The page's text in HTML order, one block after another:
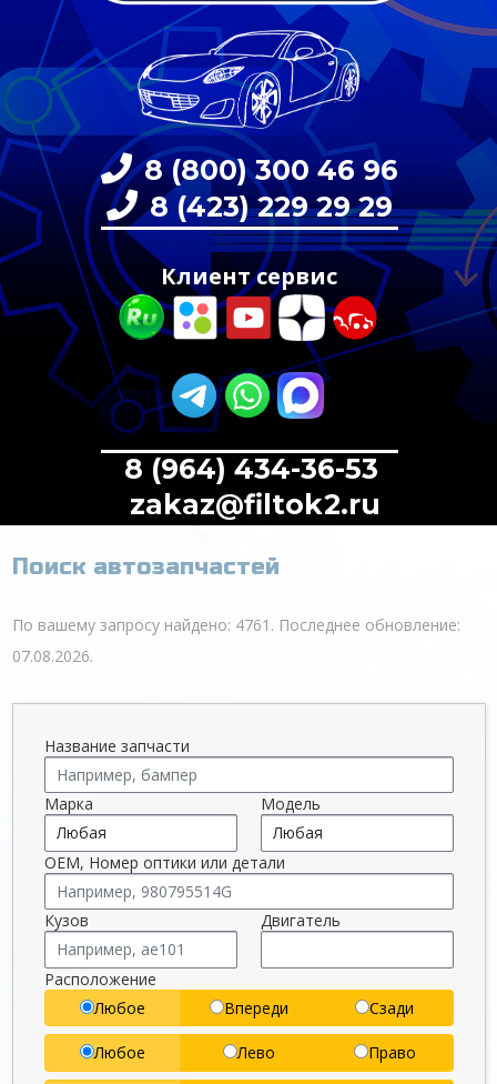
8 (800) 300 46 96
8 (423) 229 29 29
Клиент сервис
8 (964) 434-36-53
zakaz@filtok2.ru
Поиск автозапчастей
По вашему запросу найдено: 4761. Последнее обновление:
07.08.2026.
Название запчасти
Марка Модель
OEM, Номер оптики или детали
Кузов Двигатель
Расположение
Любое
Впереди Сзади
Любое Лево Право